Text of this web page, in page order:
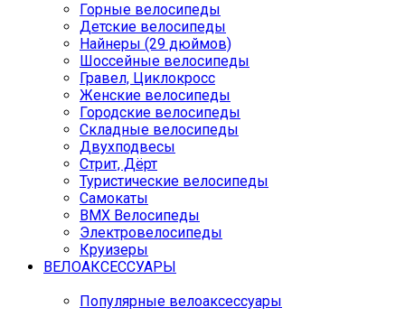
Горные велосипеды
Детские велосипеды
Найнеры (29 дюймов)
Шоссейные велосипеды
Гравел, Циклокросс
Женские велосипеды
Городcкие велосипеды
Складные велосипеды
Двухподвесы
Стрит, Дёрт
Туристические велосипеды
Самокаты
BMX Велосипеды
Электровелосипеды
Круизеры
ВЕЛОАКСЕССУАРЫ
Популярные велоаксессуары